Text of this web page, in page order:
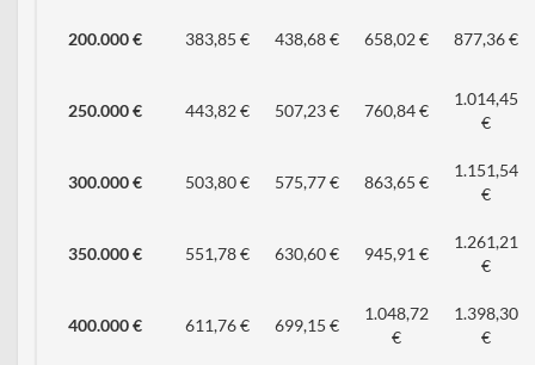
200.000 € 383,85 € 438,68 € 658,02 € 877,36 €
250.000 € 443,82 € 507,23 € 760,84 €
1.014,45
€
300.000 € 503,80 € 575,77 € 863,65 €
1.151,54
€
350.000 € 551,78 € 630,60 € 945,91 €
1.261,21
€
400.000 € 611,76 € 699,15 €
1.048,72
€
1.398,30
€